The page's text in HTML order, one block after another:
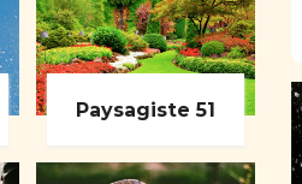
Paysagiste 51